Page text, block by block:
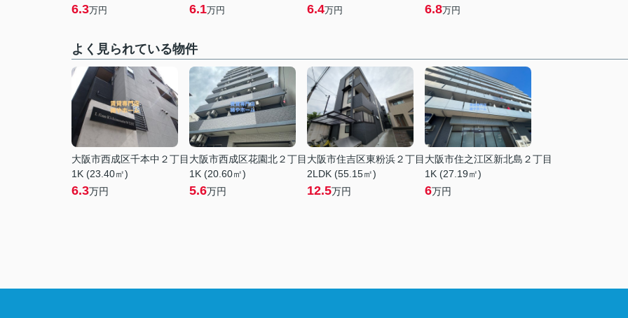
6.3万円 6.1万円 6.4万円 6.8万円
よく見られている物件
大阪市西成区千本中２丁目
1K (23.40㎡)
6.3万円
大阪市西成区花園北２丁目
1K (20.60㎡)
5.6万円
大阪市住吉区東粉浜２丁目
2LDK (55.15㎡)
12.5万円
大阪市住之江区新北島２丁目
1K (27.19㎡)
6万円